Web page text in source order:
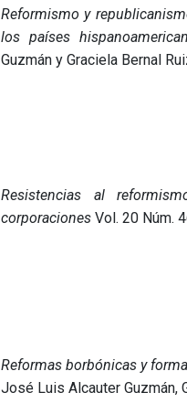
Reformismo y
los países
Guzmán y Graciela Bernal
Resistencias al
corporaciones Vol. 20 Núm.
Reformas borbónicas y
José Luis Alcauter Guzmán,